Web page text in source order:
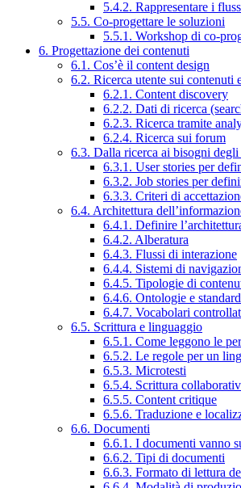
5.4.2. Rappresentare i
5.5. Co-progettare le soluzioni
5.5.1. Workshop di co-
6. Progettazione dei contenuti
6.1. Cos’è il content design
6.2. Ricerca utente sui contenuti
6.2.1. Content discovery
6.2.2. Dati di ricerca
6.2.3. Ricerca tramite
6.2.4. Ricerca sui forum
6.3. Dalla ricerca ai bisogni degli
6.3.1. User stories per
6.3.2. Job stories per
6.3.3. Criteri di
6.4. Architettura
6.4.1. Definire
6.4.2. Alberatura
6.4.3. Flussi di interazione
6.4.4. Sistemi di
6.4.5. Tipologie di
6.4.6. Ontologie e standard
6.4.7. Vocabolari
6.5. Scrittura e linguaggio
6.5.1. Come leggono le
6.5.2. Le regole per un
6.5.3. Microtesti
6.5.4. Scrittura
6.5.5. Content critique
6.5.6. Traduzione e
6.6. Documenti
6.6.1. I documenti vanno
6.6.2. Tipi di documenti
6.6.3. Formato di lettura